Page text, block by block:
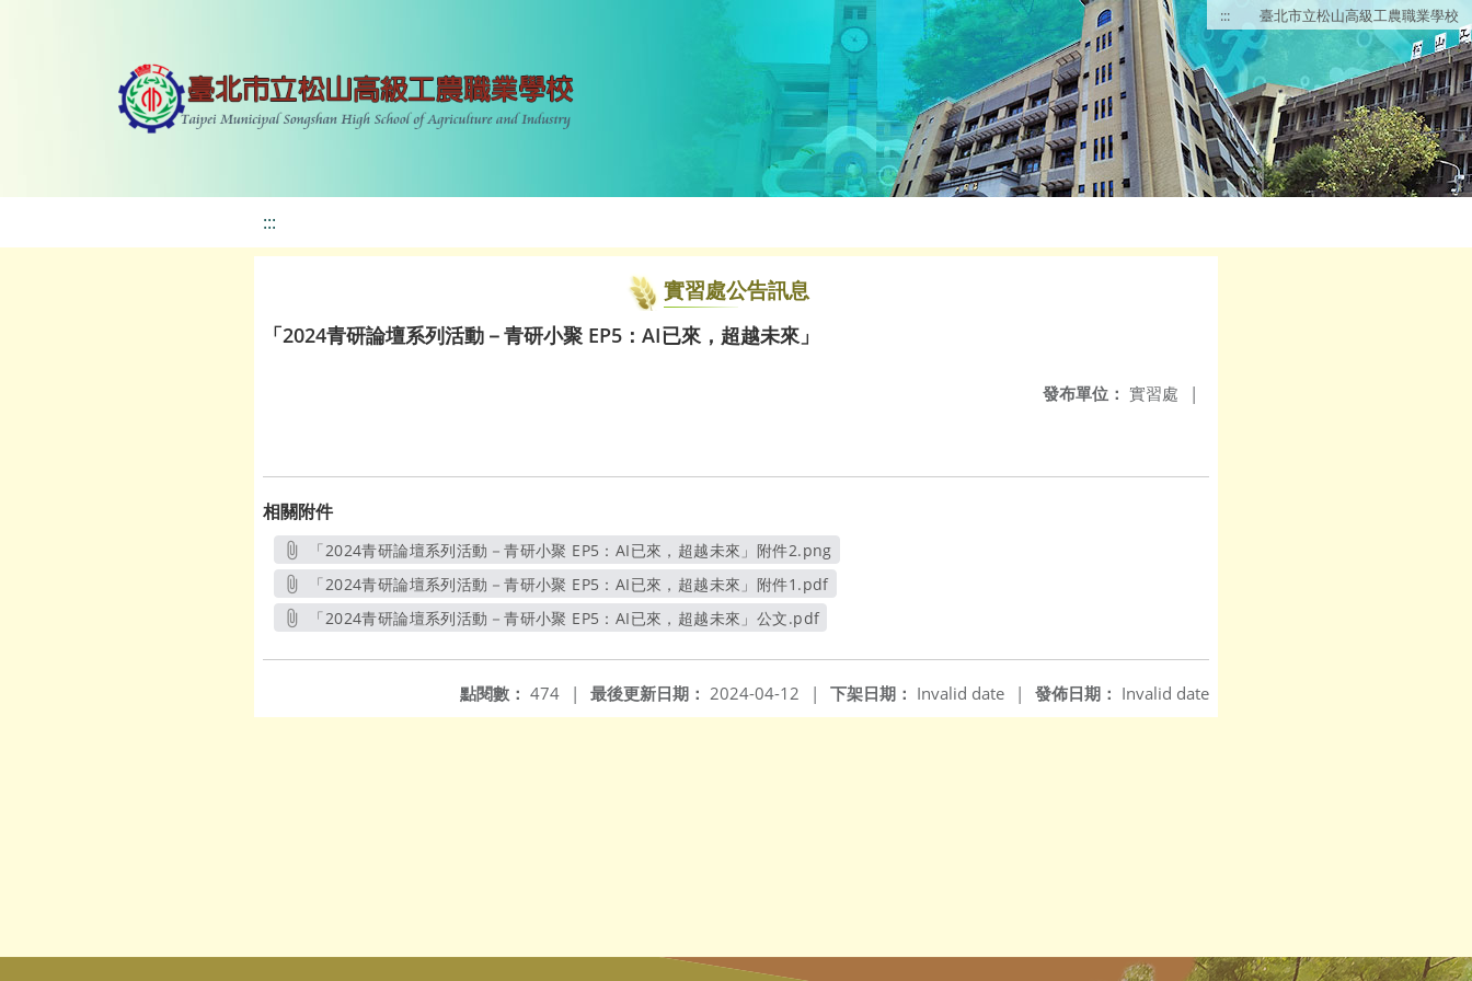
::: 臺北市立松山高級工農職業學校
:::
實習處公告訊息
「2024青研論壇系列活動－青研小聚 EP5：AI已來，超越未來」
發布單位： 實習處 |
相關附件
「2024青研論壇系列活動－青研小聚 EP5：AI已來，超越未來」附件2.png
另開新視窗
「2024青研論壇系列活動－青研小聚 EP5：AI已來，超越未來」附件1.pdf
另開新視窗
「2024青研論壇系列活動－青研小聚 EP5：AI已來，超越未來」公文.pdf
發佈日期： Invalid date
下架日期： Invalid date |
最後更新日期： 2024-04-12 |
點閱數： 474 |